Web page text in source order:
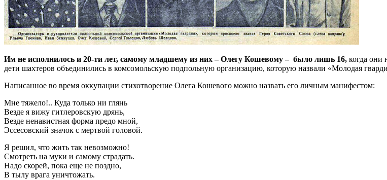
Им не исполнилось и 20-ти лет, самому младшему из них – Олегу Кошевому – было лишь 16, когда они
дети шахтеров объединились в комсомольскую подпольную организацию, которую назвали «Молодая
Написанное во время оккупации стихотворение Олега Кошевого можно назвать его личным манифестом:
Мне тяжело!.. Куда только ни глянь
Везде я вижу гитлеровскую дрянь,
Везде ненавистная форма предо мной,
Эссесовский значок с мертвой головой.
Я решил, что жить так невозможно!
Смотреть на муки и самому страдать.
Надо скорей, пока еще не поздно,
В тылу врага уничтожать.